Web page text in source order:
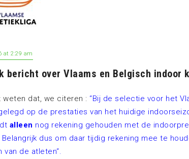
at 2:29 am
bericht over Vlaams en Belgisch indoor
weten dat, we citeren : “Bij de selectie voor het
op de prestaties van het huidige
alleen nog rekening gehouden met de
Belangrijk dus om daar tijdig rekening mee te
van de atleten“.